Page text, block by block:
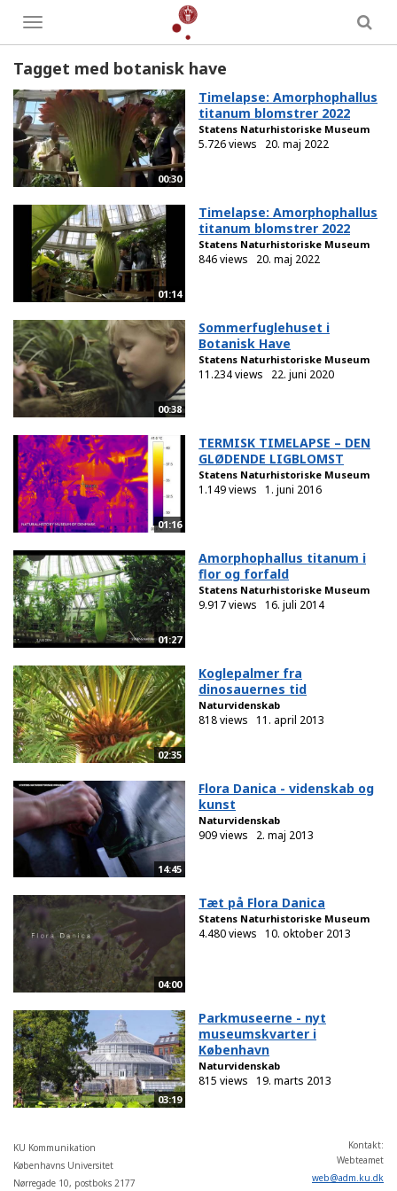
Toggle
menu
Tagget med botanisk have
00:30
Timelapse: Amorphophallus
titanum blomstrer 2022
Statens Naturhistoriske Museum
5.726 views 20. maj 2022
01:14
Timelapse: Amorphophallus
titanum blomstrer 2022
Statens Naturhistoriske Museum
846 views 20. maj 2022
00:38
Sommerfuglehuset i
Botanisk Have
Statens Naturhistoriske Museum
11.234 views 22. juni 2020
01:16
TERMISK TIMELAPSE – DEN
GLØDENDE LIGBLOMST
Statens Naturhistoriske Museum
1.149 views 1. juni 2016
01:27
Amorphophallus titanum i
flor og forfald
Statens Naturhistoriske Museum
9.917 views 16. juli 2014
02:35
Koglepalmer fra
dinosauernes tid
Naturvidenskab
818 views 11. april 2013
14:45
Flora Danica - videnskab og
kunst
Naturvidenskab
909 views 2. maj 2013
04:00
Tæt på Flora Danica
Statens Naturhistoriske Museum
4.480 views 10. oktober 2013
03:19
Parkmuseerne - nyt
museumskvarter i
København
Naturvidenskab
815 views 19. marts 2013
KU Kommunikation
Københavns Universitet
Nørregade 10, postboks 2177
Kontakt:
Webteamet
web@adm.ku.dk